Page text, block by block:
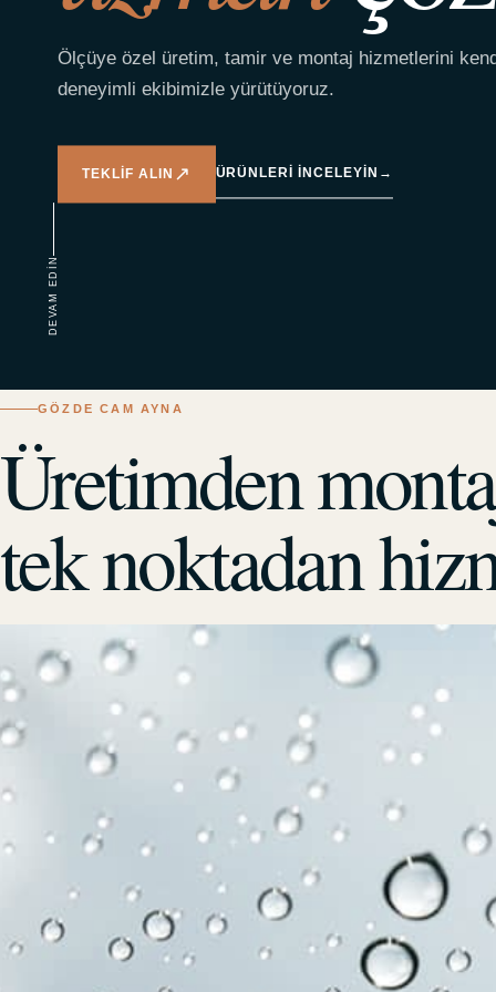
Ölçüye özel üretim, tamir ve montaj hizmetlerini
deneyimli ekibimizle yürütüyoruz.
TEKLIF ALIN ↗ ÜRÜNLERI INCELEYIN →
DEVAM EDIN
GÖZDE CAM AYNA
Üretimden
tek noktadan